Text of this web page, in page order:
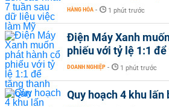
HÀNG HÓA - 1 phút trước
Điện Máy Xanh
phiếu với tỷ lệ 1:1
DOANH NGHIỆP - 1 phút trước
Quy hoạch 4 khu lấn